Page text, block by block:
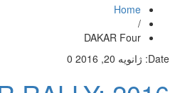
Home
/
DAKAR Four
Date: ژانویه 20, 2016 0